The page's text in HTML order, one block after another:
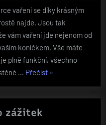
vaření se díky krásným
najde. Jsou tak
vám vaření jde nejenom od
koníčkem. Vše máte
plně funkční, všechno
… Přečíst„Vaření
zážitek“
»
zážitek